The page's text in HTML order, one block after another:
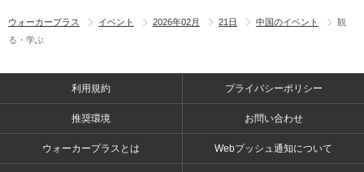
ウォーカープラス イベント 2026年02月 21日 中国のイベント
観
る・学ぶ
利用規約 プライバシーポリシー
推奨環境 お問い合わせ
ウォーカープラスとは Webプッシュ通知について